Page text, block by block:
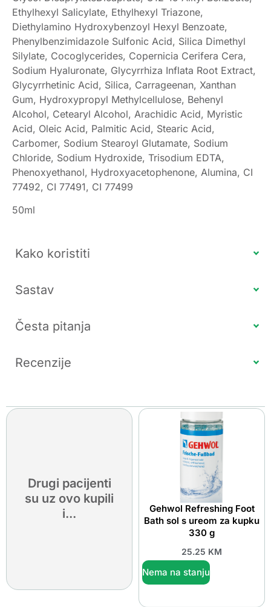
Ethylhexyl Salicylate, Ethylhexyl Triazone,
Diethylamino Hydroxybenzoyl Hexyl Benzoate,
Phenylbenzimidazole Sulfonic Acid, Silica Dimethyl
Silylate, Cocoglycerides, Copernicia Cerifera Cera,
Sodium Hyaluronate, Glycyrrhiza Inflata Root Extract,
Glycyrrhetinic Acid, Silica, Carrageenan, Xanthan
Gum, Hydroxypropyl Methylcellulose, Behenyl
Alcohol, Cetearyl Alcohol, Arachidic Acid, Myristic
Acid, Oleic Acid, Palmitic Acid, Stearic Acid,
Carbomer, Sodium Stearoyl Glutamate, Sodium
Chloride, Sodium Hydroxide, Trisodium EDTA,
Phenoxyethanol, Hydroxyacetophenone, Alumina, CI
77492, CI 77491, CI 77499
50ml
Kako koristiti
Sastav
Česta pitanja
Recenzije
Drugi pacijenti
su uz ovo kupili
i...
Gehwol Refreshing Foot
Bath sol s ureom za kupku
330 g
25.25 KM
Nema na stanju